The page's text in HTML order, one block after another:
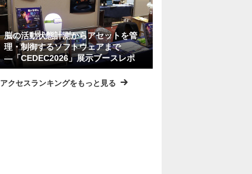
脳の活動状態計測からアセットを管
理・制御するソフトウェアまで
―「CEDEC2026」展示ブースレポ
アクセスランキングをもっと見る